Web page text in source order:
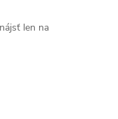
len na